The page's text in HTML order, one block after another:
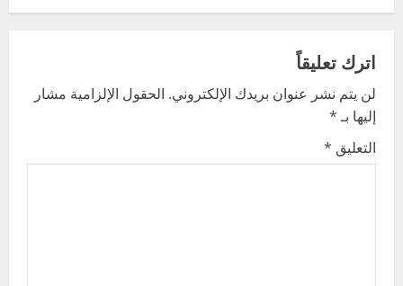
n
a
v
i
g
اترك تعليقاً
لن يتم نشر عنوان بريدك الإلكتروني. الحقول الإلزامية مشار
إليها بـ*
التعليق *